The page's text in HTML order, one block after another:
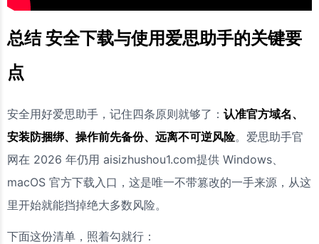
总结 安全下载与使用爱思助手的关键要
点
安全用好爱思助手，记住四条原则就够了： 认准官方域名、
安装防捆绑、操作前先备份、远离不可逆风险。爱思助手官
网在 2026 年仍用 aisizhushou1.com提供 Windows、
macOS 官方下载入口，这是唯一不带篡改的一手来源，从这
里开始就能挡掉绝大多数风险。
下面这份清单，照着勾就行：